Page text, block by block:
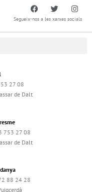
Segueix-nos a les xarxes socials
27 08
de Dalt
753 27 08
de Dalt
88 24 28